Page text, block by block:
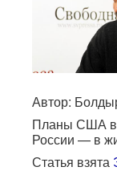
Автор:
Планы США в
России — в
Статья взята